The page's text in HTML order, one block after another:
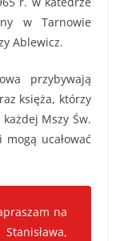
w Tarnowie
Ablewicz.
przybywają
księża, którzy
Mszy Św.
ucałować
na